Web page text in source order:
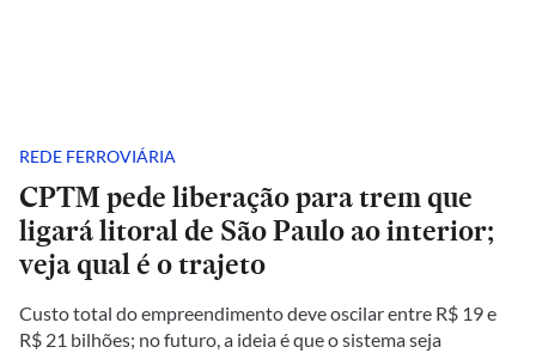
REDE FERROVIÁRIA
CPTM pede liberação para trem que
ligará litoral de São Paulo ao interior;
veja qual é o trajeto
Custo total do empreendimento deve oscilar entre R$ 19 e
R$ 21 bilhões; no futuro, a ideia é que o sistema seja